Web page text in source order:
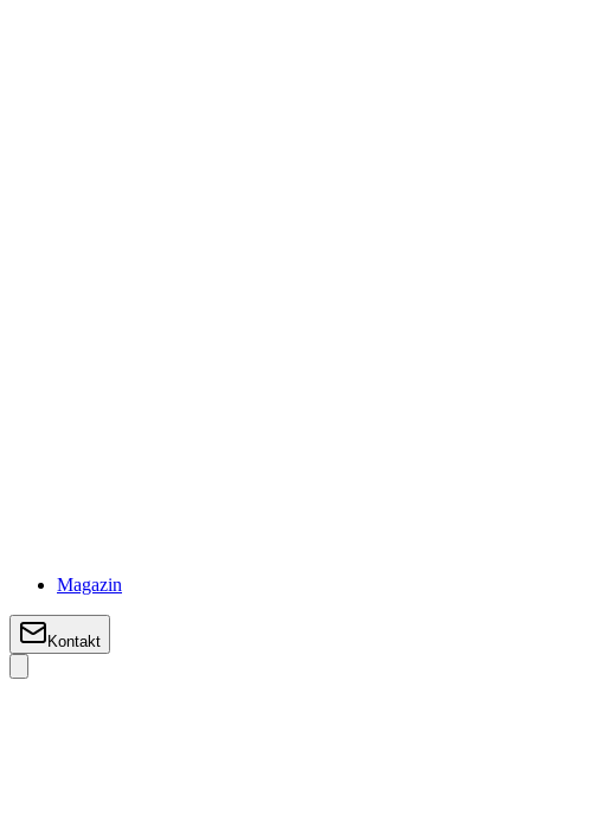
Magazin
Kontakt